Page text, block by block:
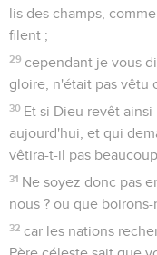
lis des champs,
filent ;
29 cependant je vous
gloire, n'était pas vêtu
30 Et si Dieu revêt
aujourd'hui, et qui
vêtira-t-il pas
31 Ne soyez donc pas
nous ? ou que
32 car les nations